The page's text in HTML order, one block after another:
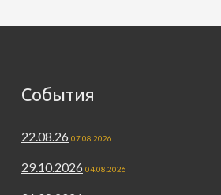
События
22.08.26 07.08.2026
29.10.2026 04.08.2026